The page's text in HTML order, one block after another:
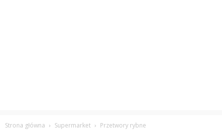
Strona główna Supermarket Przetwory rybne